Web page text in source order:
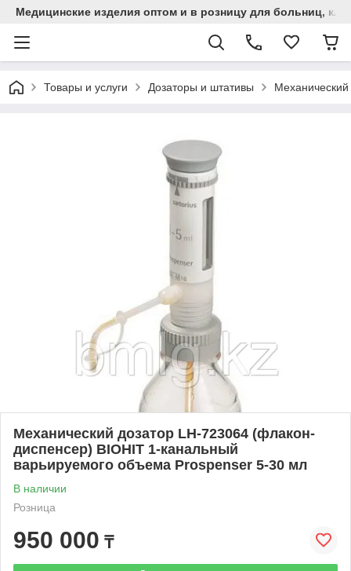
Медицинские изделия оптом и в розницу для больниц,
Товары и услуги Дозаторы и штативы
Механический дозатор LH-723064 (флакон-
диспенсер) BIOHIT 1-канальный
варьируемого объема Prospenser 5-30 мл
В наличии
Розница
950 000 ₸